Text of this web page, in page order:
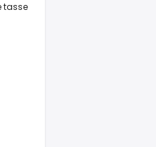
tasse